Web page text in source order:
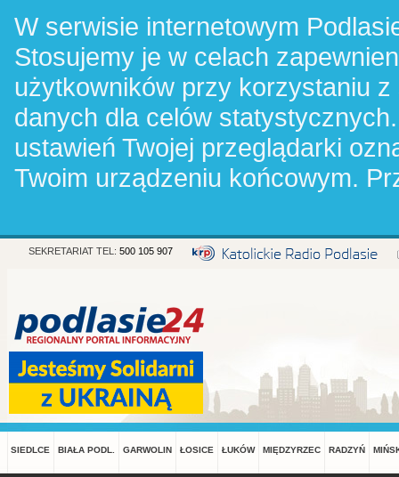
W serwisie internetowym
Stosujemy je w celach
użytkowników przy korzystaniu
danych dla celów
ustawień Twojej przeglądarki
Twoim urządzeniu końcowym.
SEKRETARIAT TEL: 500 105 907
SIEDLCE BIAŁA PODL. GARWOLIN ŁOSICE ŁUKÓW MIĘDZYRZEC RADZYŃ